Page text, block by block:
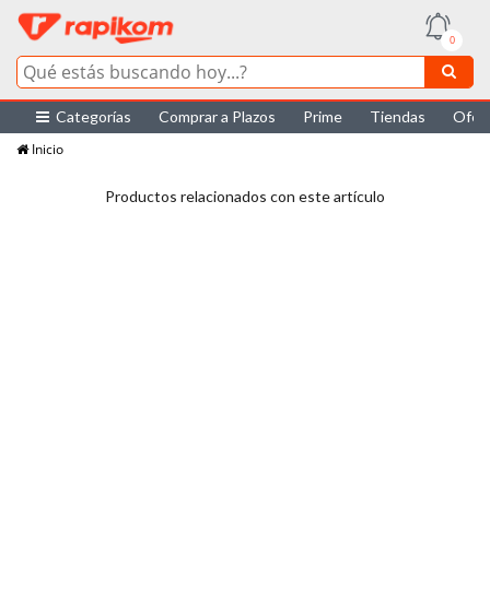
0
Categorías Comprar a Plazos Prime Tiendas
Inicio
Productos relacionados con este artículo